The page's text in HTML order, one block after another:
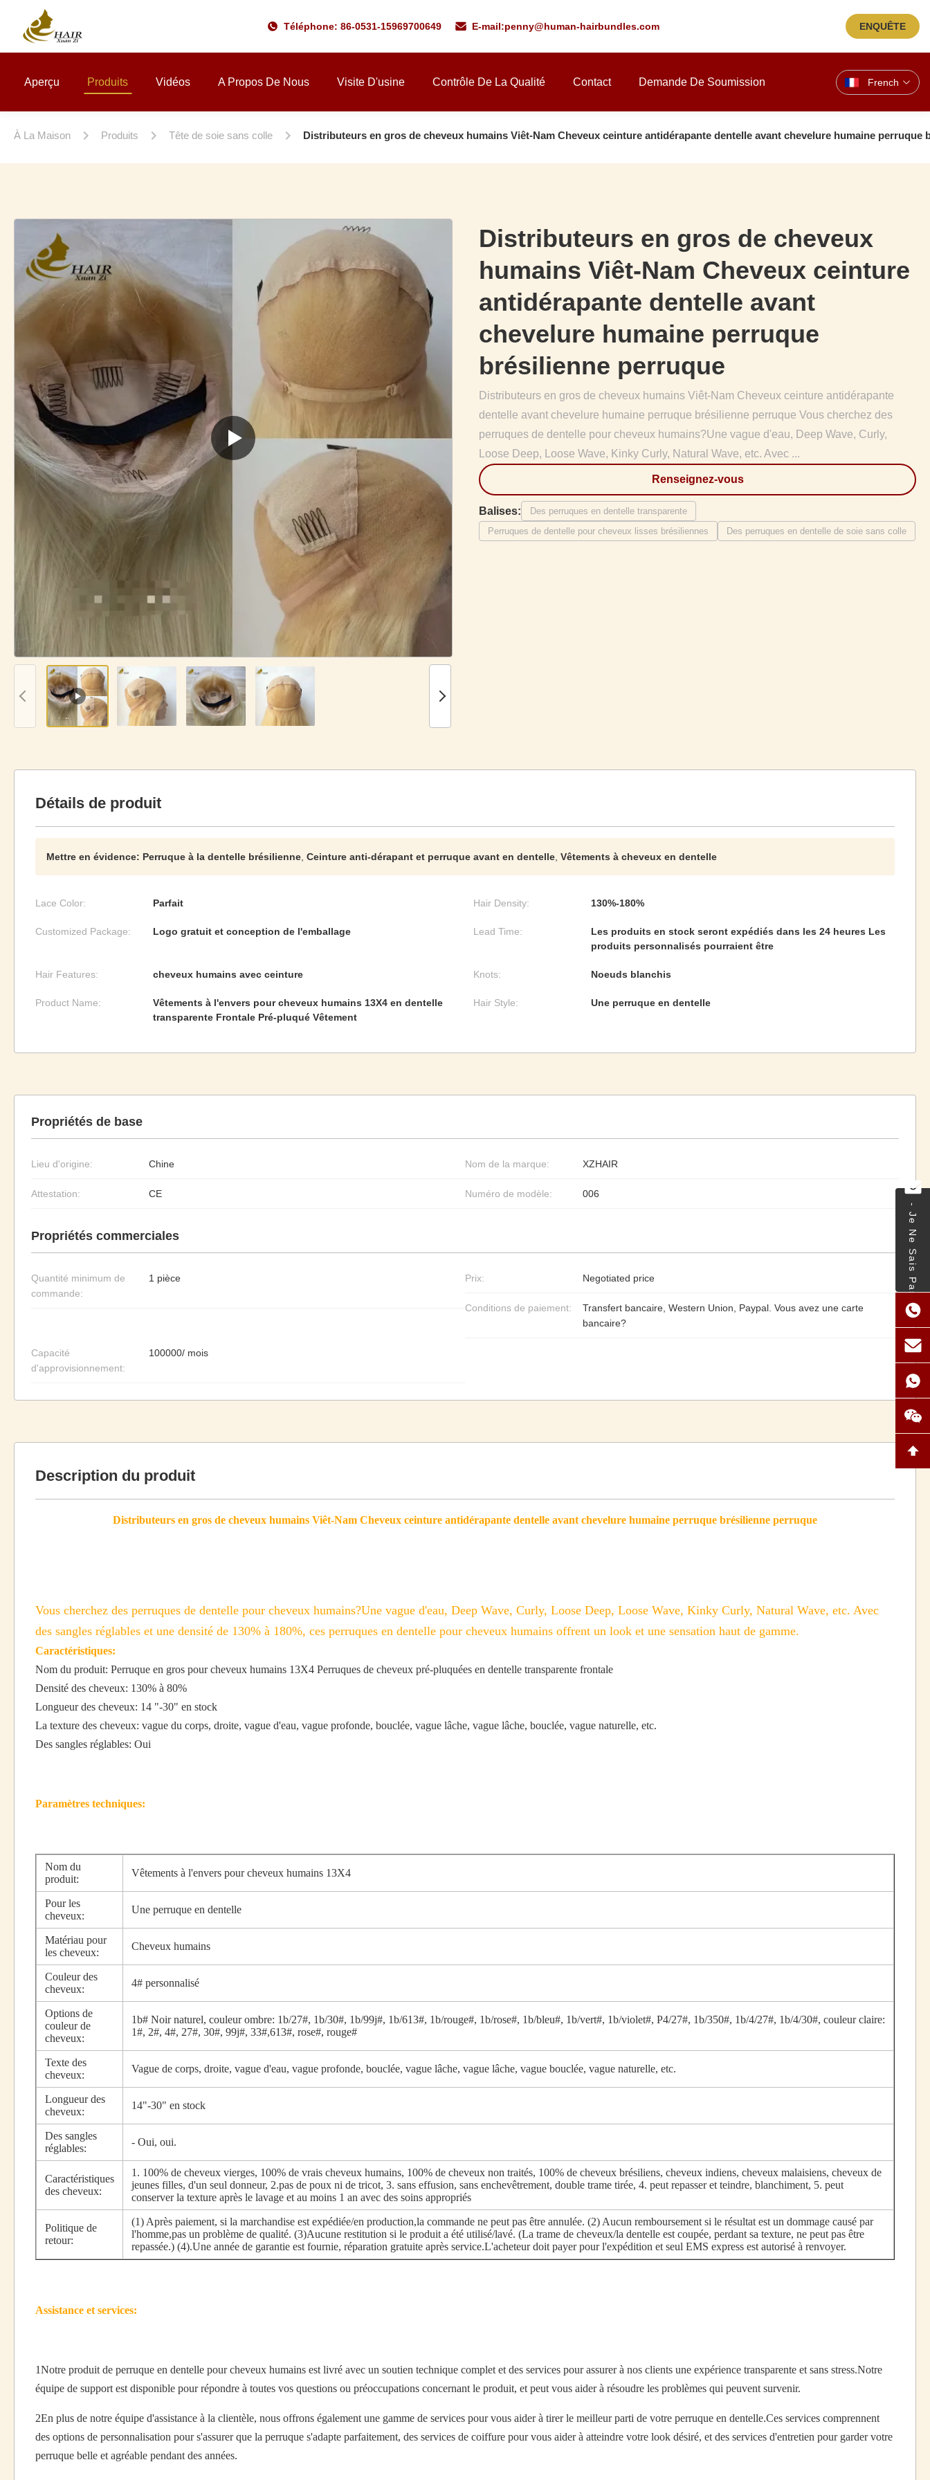
Téléphone: 86-0531-15969700649 E-mail:penny@human-hairbundles.com ENQUÊTE
Aperçu Produits Vidéos A Propos De Nous Visite D'usine Contrôle De La Qualité Contact Demande De Soumission French
- Je Ne Sais Pas.
À La Maison Produits Tête de soie sans colle Distributeurs en gros de cheveux humains Viêt-Nam Cheveux ceinture antidérapante dentelle avant chevelure humaine perruque
Distributeurs en gros de cheveux
humains Viêt-Nam Cheveux ceinture
antidérapante dentelle avant
chevelure humaine perruque
brésilienne perruque
Distributeurs en gros de cheveux humains Viêt-Nam Cheveux ceinture antidérapante
dentelle avant chevelure humaine perruque brésilienne perruque Vous cherchez des
perruques de dentelle pour cheveux humains?Une vague d'eau, Deep Wave, Curly,
Loose Deep, Loose Wave, Kinky Curly, Natural Wave, etc. Avec ...
Renseignez-vous
Balises:
Des perruques en dentelle transparente
Perruques de dentelle pour cheveux lisses brésiliennes
Des perruques en dentelle de soie sans colle
Détails de produit
Mettre en évidence: Perruque à la dentelle brésilienne Ceinture anti-dérapant et perruque avant en dentelle Vêtements à cheveux en dentelle
Lace Color: Parfait Hair Density: 130%-180%
Customized Package: Logo gratuit et conception de l'emballage Lead Time:
Les produits en stock seront expédiés dans les 24 heures Les
produits personnalisés pourraient être
Hair Features: cheveux humains avec ceinture Knots: Noeuds blanchis
Product Name:
Vêtements à l'envers pour cheveux humains 13X4 en dentelle
transparente Frontale Pré-pluqué Vêtement
Hair Style: Une perruque en dentelle
Propriétés de base
Lieu d'origine: Chine Nom de la marque: XZHAIR
Attestation: CE Numéro de modèle: 006
Propriétés commerciales
Quantité minimum de
commande:
1 pièce Prix: Negotiated price
Conditions de paiement:
Transfert bancaire, Western Union, Paypal. Vous avez une carte
bancaire?
Capacité
d'approvisionnement:
100000/ mois
Description du produit
Distributeurs en gros de cheveux humains Viêt-Nam Cheveux ceinture antidérapante dentelle avant chevelure humaine perruque brésilienne perruque
Vous cherchez des perruques de dentelle pour cheveux humains?Une vague d'eau, Deep Wave, Curly, Loose Deep, Loose Wave, Kinky Curly, Natural Wave, etc. Avec
des sangles réglables et une densité de 130% à 180%, ces perruques en dentelle pour cheveux humains offrent un look et une sensation haut de gamme.
Caractéristiques:
Nom du produit: Perruque en gros pour cheveux humains 13X4 Perruques de cheveux pré-pluquées en dentelle transparente frontale
Densité des cheveux: 130% à 80%
Longueur des cheveux: 14 "-30" en stock
La texture des cheveux: vague du corps, droite, vague d'eau, vague profonde, bouclée, vague lâche, vague lâche, bouclée, vague naturelle, etc.
Des sangles réglables: Oui
Paramètres techniques:
Nom du
produit:
Vêtements à l'envers pour cheveux humains 13X4
Pour les
cheveux:
Une perruque en dentelle
Matériau pour
les cheveux:
Cheveux humains
Couleur des
cheveux:
4# personnalisé
Options de
couleur de
cheveux:
1b# Noir naturel, couleur ombre: 1b/27#, 1b/30#, 1b/99j#, 1b/613#, 1b/rouge#, 1b/rose#, 1b/bleu#, 1b/vert#, 1b/violet#, P4/27#, 1b/350#, 1b/4/27#, 1b/4/30#, couleur claire:
1#, 2#, 4#, 27#, 30#, 99j#, 33#,613#, rose#, rouge#
Texte des
cheveux:
Vague de corps, droite, vague d'eau, vague profonde, bouclée, vague lâche, vague lâche, vague bouclée, vague naturelle, etc.
Longueur des
cheveux:
14"-30" en stock
Des sangles
réglables:
- Oui, oui.
Caractéristiques
des cheveux:
1. 100% de cheveux vierges, 100% de vrais cheveux humains, 100% de cheveux non traités, 100% de cheveux brésiliens, cheveux indiens, cheveux malaisiens, cheveux de
jeunes filles, d'un seul donneur, 2.pas de poux ni de tricot, 3. sans effusion, sans enchevêtrement, double trame tirée, 4. peut repasser et teindre, blanchiment, 5. peut
conserver la texture après le lavage et au moins 1 an avec des soins appropriés
Politique de
retour:
(1) Après paiement, si la marchandise est expédiée/en production,la commande ne peut pas être annulée. (2) Aucun remboursement si le résultat est un dommage causé par
l'homme,pas un problème de qualité. (3)Aucune restitution si le produit a été utilisé/lavé. (La trame de cheveux/la dentelle est coupée, perdant sa texture, ne peut pas être
repassée.) (4).Une année de garantie est fournie, réparation gratuite après service.L'acheteur doit payer pour l'expédition et seul EMS express est autorisé à renvoyer.
Assistance et services:
1Notre produit de perruque en dentelle pour cheveux humains est livré avec un soutien technique complet et des services pour assurer à nos clients une expérience transparente et sans stress.Notre
équipe de support est disponible pour répondre à toutes vos questions ou préoccupations concernant le produit, et peut vous aider à résoudre les problèmes qui peuvent survenir.
2En plus de notre équipe d'assistance à la clientèle, nous offrons également une gamme de services pour vous aider à tirer le meilleur parti de votre perruque en dentelle.Ces services comprennent
des options de personnalisation pour s'assurer que la perruque s'adapte parfaitement, des services de coiffure pour vous aider à atteindre votre look désiré, et des services d'entretien pour garder votre
perruque belle et agréable pendant des années.